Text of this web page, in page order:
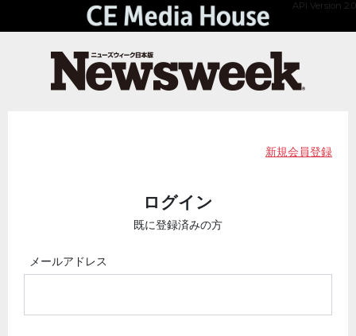
API Version 2.0
新規会員登録
ログイン
既に登録済みの方
メールアドレス